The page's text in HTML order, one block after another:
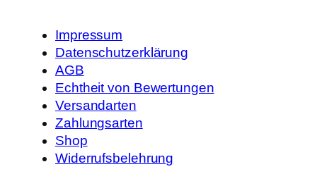
Impressum
Datenschutzerklärung
AGB
Echtheit von Bewertungen
Versandarten
Zahlungsarten
Shop
Widerrufsbelehrung